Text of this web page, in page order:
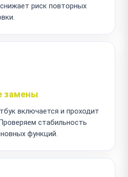
риск повторных
замены
включается и проходит
стабильность
функций.